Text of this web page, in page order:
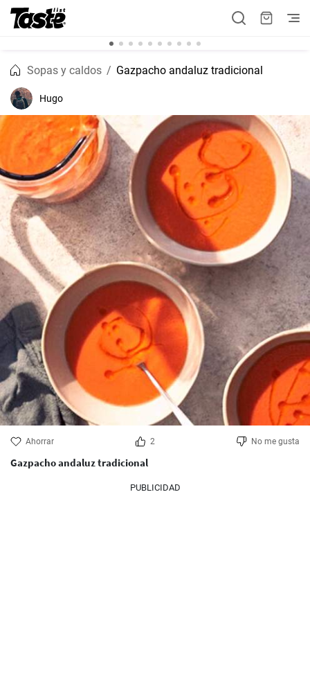
Sopas y caldos Gazpacho andaluz tradicional
Hugo
Ahorrar 2 No me gusta
Gazpacho andaluz tradicional
PUBLICIDAD